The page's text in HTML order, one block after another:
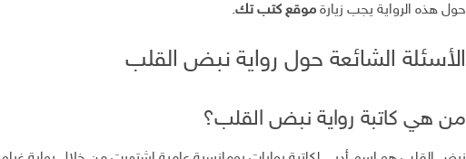
حول هذه الرواية يجب زيارة موقع كتب تك.
الأسئلة الشائعة حول رواية نبض القلب
من هي كاتبة رواية نبض القلب؟